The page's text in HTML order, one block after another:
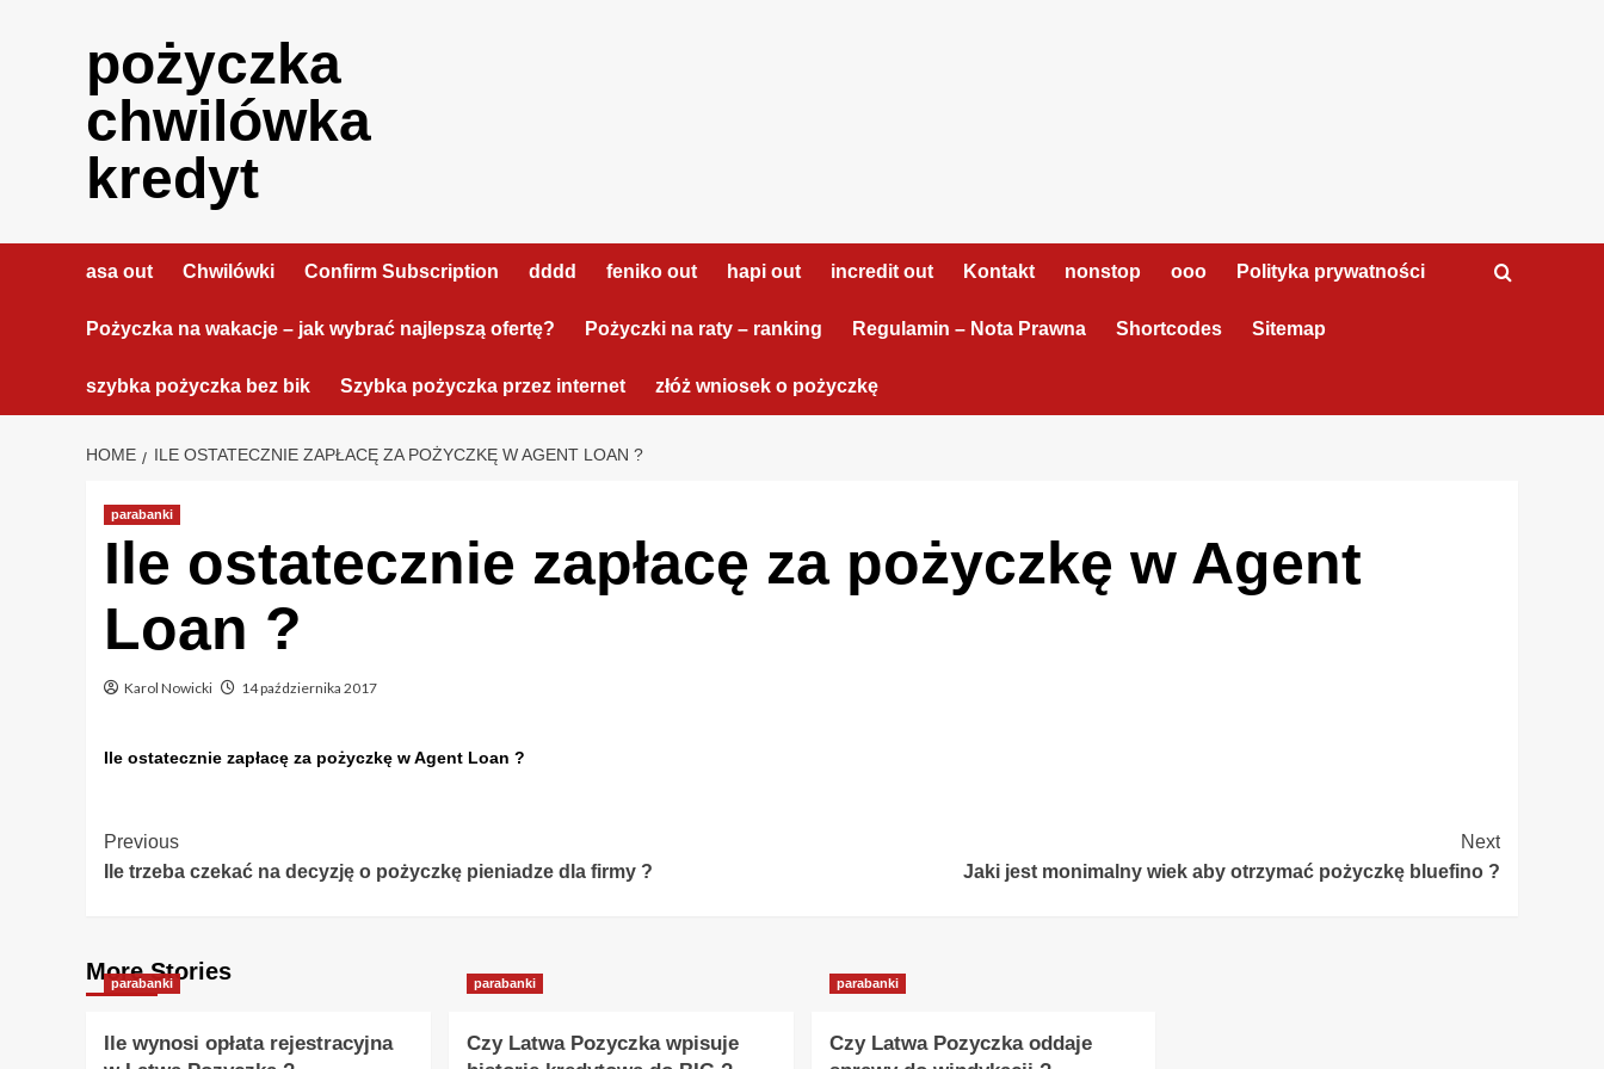
pożyczka
chwilówka
kredyt
asa out Chwilówki Confirm Subscription dddd feniko out hapi out incredit out Kontakt nonstop ooo Polityka prywatności
Pożyczka na wakacje – jak wybrać najlepszą ofertę? Pożyczki na raty – ranking Regulamin – Nota Prawna Shortcodes Sitemap
szybka pożyczka bez bik Szybka pożyczka przez internet złóż wniosek o pożyczkę
HOME ILE OSTATECZNIE ZAPŁACĘ ZA POŻYCZKĘ W AGENT LOAN ?
parabanki
Ile ostatecznie zapłacę za pożyczkę w Agent
Loan ?
Karol Nowicki 14 października 2017
Ile ostatecznie zapłacę za pożyczkę w Agent Loan ?
Post
Navigation
Previous
Ile trzeba czekać na decyzję o pożyczkę pieniadze dla firmy ?
Next
Jaki jest monimalny wiek aby otrzymać pożyczkę bluefino ?
More Stories
parabanki
Ile wynosi opłata rejestracyjna
parabanki
Czy Latwa Pozyczka wpisuje
parabanki
Czy Latwa Pozyczka oddaje